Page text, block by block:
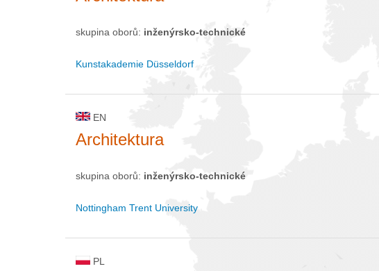
skupina oborů: inženýrsko-technické
Kunstakademie Düsseldorf
EN
Architektura
skupina oborů: inženýrsko-technické
Nottingham Trent University
PL